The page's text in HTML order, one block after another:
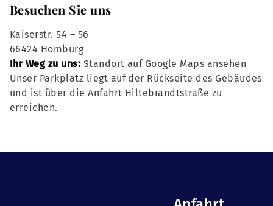
Besuchen Sie uns
Kaiserstr. 54 – 56
66424 Homburg
Ihr Weg zu uns: Standort auf Google Maps ansehen
Unser Parkplatz liegt auf der Rückseite des Gebäudes
und ist über die Anfahrt Hiltebrandtstraße zu
erreichen.